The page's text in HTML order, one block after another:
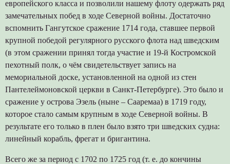
европейского класса и позволили нашему флоту одержать ряд
замечательных побед в ходе Северной войны. Достаточно
вспомнить Гангутское сражение 1714 года, ставшее первой
крупной победой регулярного русского флота над шведским
(в этом сражении принял тогда участие и 19-й Костромской
пехотный полк, о чём свидетельствует запись на
мемориальной доске, установленной на одной из стен
Пантелеймоновской церкви в Санкт-Петербурге). Это было и
сражение у острова Эзель (ныне – Сааремаа) в 1719 году,
которое стало самым крупным в ходе Северной войны. В
результате его только в плен было взято три шведских судна:
линейный корабль, фрегат и бригантина.
Всего же за период с 1702 по 1725 год (т. е. до кончины